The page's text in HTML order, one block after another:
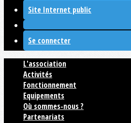
Site Internet public
Se connecter
L'association
Activités
Fonctionnement
Equipements
Où sommes-nous ?
Partenariats